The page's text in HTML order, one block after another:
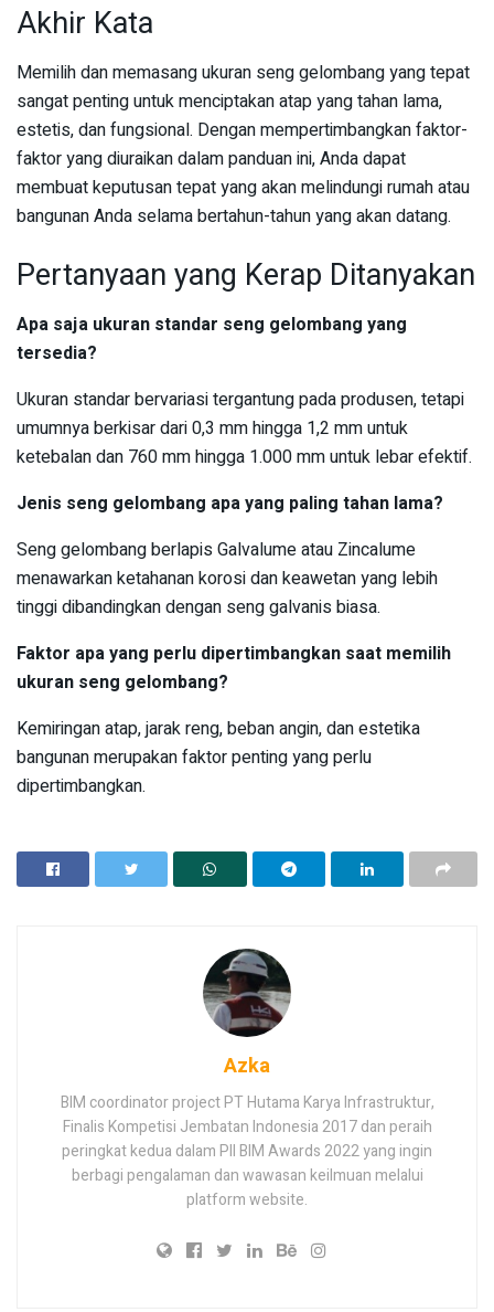
Akhir Kata
Memilih dan memasang ukuran seng gelombang yang tepat
sangat penting untuk menciptakan atap yang tahan lama,
estetis, dan fungsional. Dengan mempertimbangkan faktor-
faktor yang diuraikan dalam panduan ini, Anda dapat
membuat keputusan tepat yang akan melindungi rumah atau
bangunan Anda selama bertahun-tahun yang akan datang.
Pertanyaan yang Kerap Ditanyakan
Apa saja ukuran standar seng gelombang yang
tersedia?
Ukuran standar bervariasi tergantung pada produsen, tetapi
umumnya berkisar dari 0,3 mm hingga 1,2 mm untuk
ketebalan dan 760 mm hingga 1.000 mm untuk lebar efektif.
Jenis seng gelombang apa yang paling tahan lama?
Seng gelombang berlapis Galvalume atau Zincalume
menawarkan ketahanan korosi dan keawetan yang lebih
tinggi dibandingkan dengan seng galvanis biasa.
Faktor apa yang perlu dipertimbangkan saat memilih
ukuran seng gelombang?
Kemiringan atap, jarak reng, beban angin, dan estetika
bangunan merupakan faktor penting yang perlu
dipertimbangkan.
Azka
BIM coordinator project PT Hutama Karya Infrastruktur,
Finalis Kompetisi Jembatan Indonesia 2017 dan peraih
peringkat kedua dalam PII BIM Awards 2022 yang ingin
berbagi pengalaman dan wawasan keilmuan melalui
platform website.